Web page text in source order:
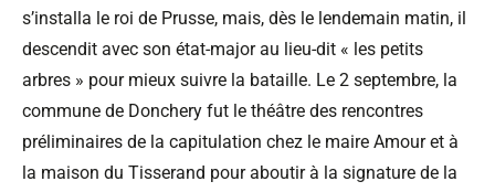
s’installa le roi de Prusse, mais, dès le lendemain matin, il
descendit avec son état-major au lieu-dit « les petits
arbres » pour mieux suivre la bataille. Le 2 septembre, la
commune de Donchery fut le théâtre des rencontres
préliminaires de la capitulation chez le maire Amour et à
la maison du Tisserand pour aboutir à la signature de la